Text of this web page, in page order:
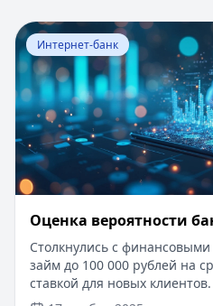
Перейти к статье:Оценка
Интернет-банк
Оценка вероятности
Столкнулись с
займ до 100 000 рублей на
ставкой для новых
документов — решение за 5